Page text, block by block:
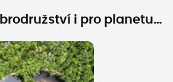
i pro planetu…